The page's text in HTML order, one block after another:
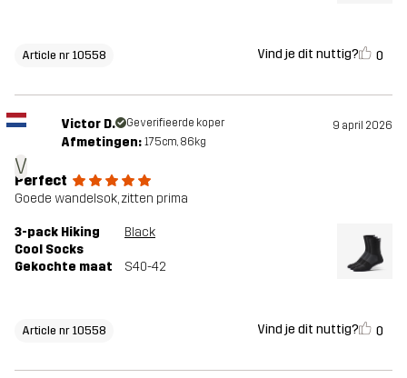
Article nr 10558 Vind je dit nuttig? 0
V
Victor D. Geverifieerde koper 9 april 2026
Afmetingen: 175cm, 86kg
Perfect
Goede wandelsok, zitten prima
3-pack Hiking
Cool Socks
Black
Gekochte maat S40-42
Article nr 10558 Vind je dit nuttig? 0